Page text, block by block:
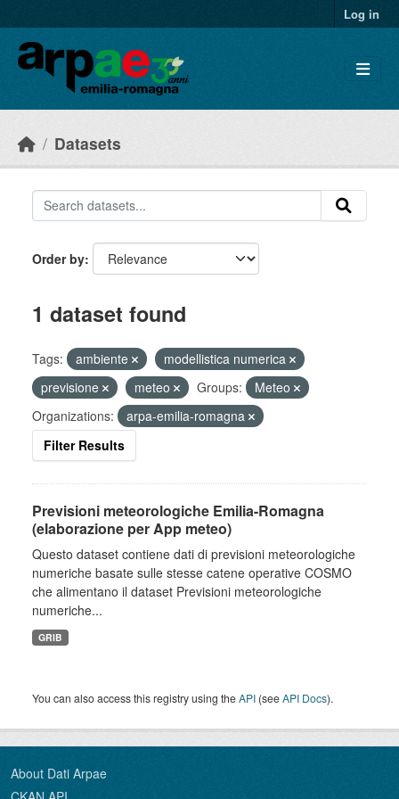
Log in
Datasets
Order by
1 dataset found
Tags: ambiente
modellistica numerica
previsione
meteo Groups:
Meteo
Organizations:
arpa-emilia-romagna
Filter Results
Previsioni meteorologiche Emilia-Romagna
(elaborazione per App meteo)
Questo dataset contiene dati di previsioni meteorologiche
numeriche basate sulle stesse catene operative COSMO
che alimentano il dataset Previsioni meteorologiche
numeriche...
GRIB
You can also access this registry using theAPI (seeAPI Docs).
About Dati Arpae